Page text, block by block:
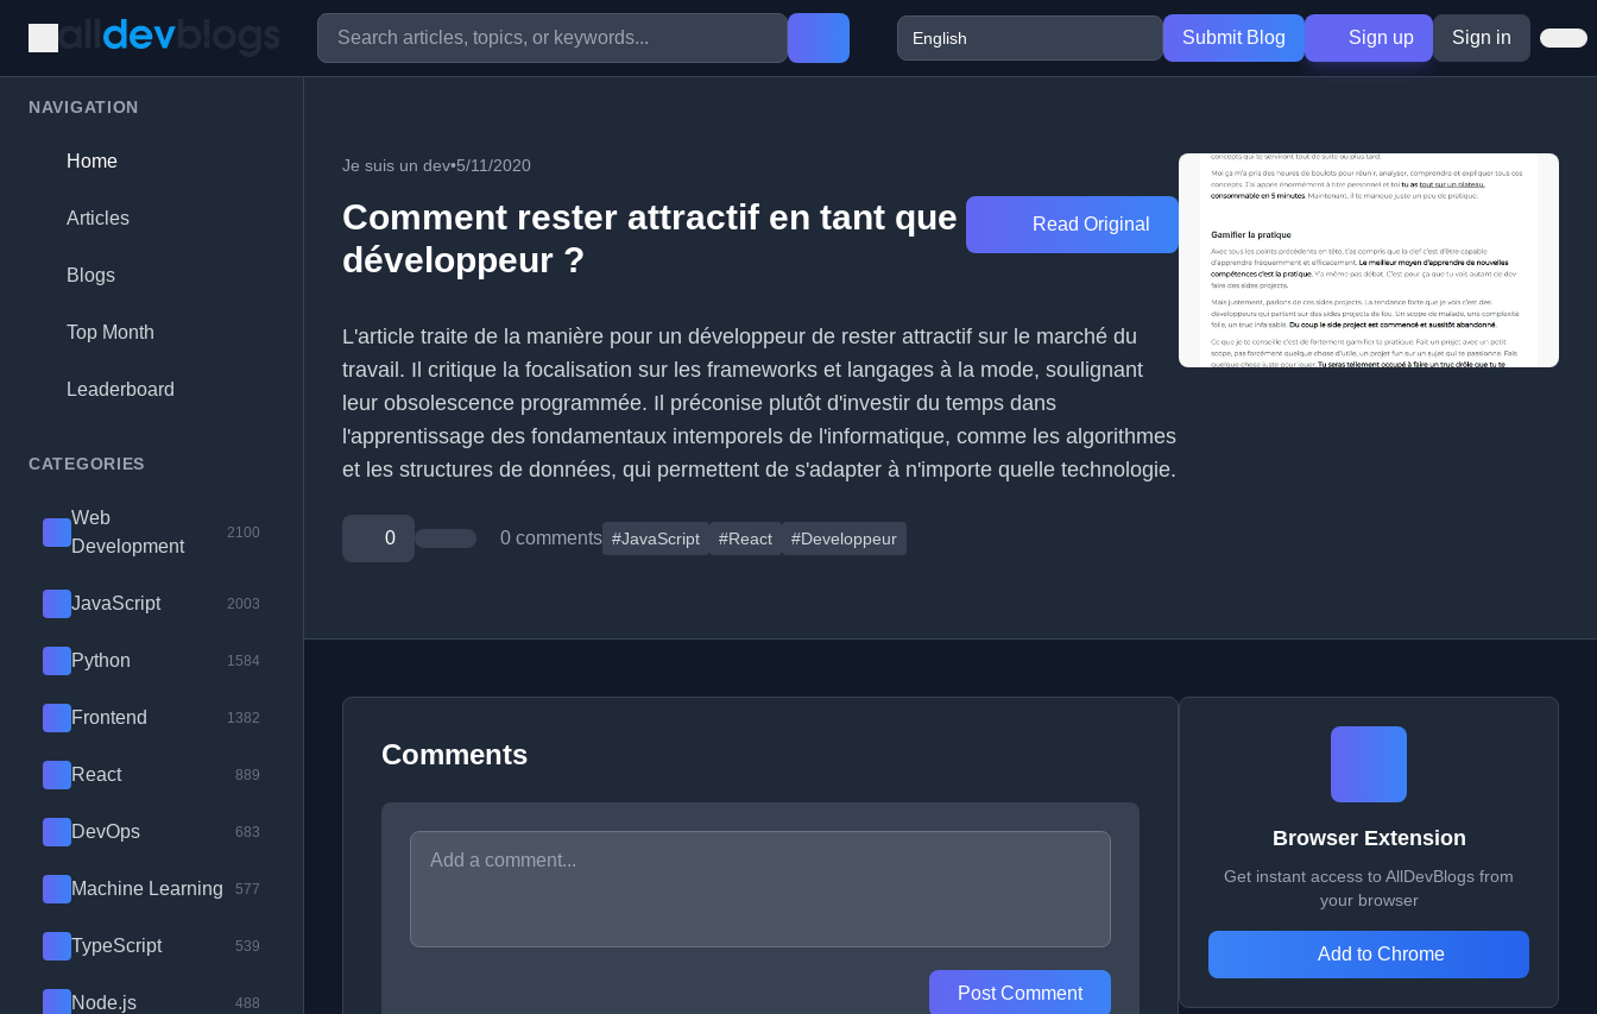
Submit Blog Sign up Sign in
NAVIGATION
Home
Articles
Blogs
Top Month
Leaderboard
CATEGORIES
Web
Development
2100
JavaScript 2003
Python 1584
Frontend 1382
React 889
DevOps 683
Machine Learning 577
TypeScript 539
Node.js 488
Je suis un dev•5/11/2020
Comment rester attractif en tant que
développeur ?
Read Original
L'article traite de la manière pour un développeur de rester attractif sur le marché du
travail. Il critique la focalisation sur les frameworks et langages à la mode, soulignant
leur obsolescence programmée. Il préconise plutôt d'investir du temps dans
l'apprentissage des fondamentaux intemporels de l'informatique, comme les algorithmes
et les structures de données, qui permettent de s'adapter à n'importe quelle technologie.
0 0 comments #JavaScript #React #Developpeur
Comments
Post Comment
Browser Extension
Get instant access to AllDevBlogs from
your browser
Add to Chrome